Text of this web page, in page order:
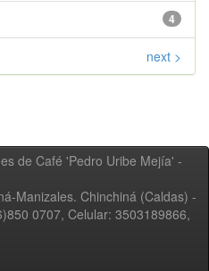
4
next >
de Café 'Pedro Uribe Mejía' -
Manizales. Chinchiná (Caldas) -
0707, Celular: 3503189866,